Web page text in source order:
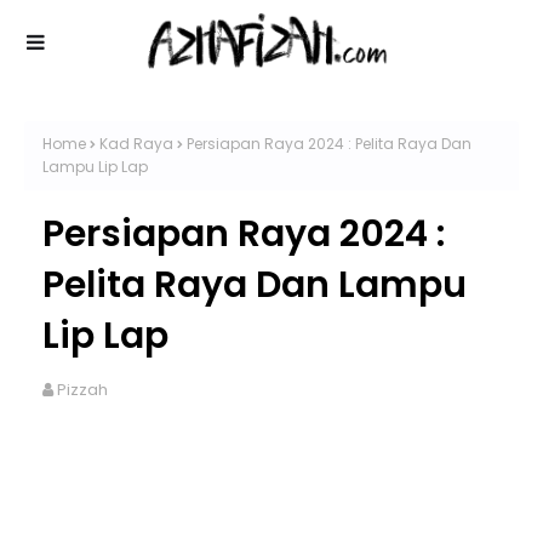
Home Kad Raya
Persiapan Raya 2024 : Pelita Raya Dan
Lampu Lip Lap
Persiapan Raya 2024 :
Pelita Raya Dan Lampu
Lip Lap
Pizzah